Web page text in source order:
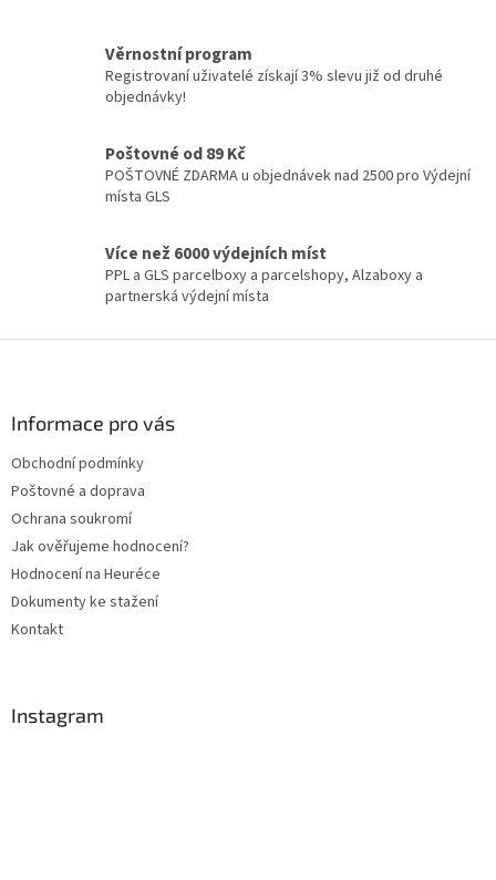
í
p
v
s
u
Věrnostní program
Registrovaní uživatelé získají 3% slevu již od druhé
objednávky!
Poštovné od 89 Kč
POŠTOVNÉ ZDARMA u objednávek nad 2500 pro Výdejní
místa GLS
Více než 6000 výdejních míst
PPL a GLS parcelboxy a parcelshopy, Alzaboxy a
partnerská výdejní místa
Informace pro vás
Obchodní podmínky
Poštovné a doprava
Ochrana soukromí
Jak ověřujeme hodnocení?
Hodnocení na Heuréce
Dokumenty ke stažení
Kontakt
Instagram